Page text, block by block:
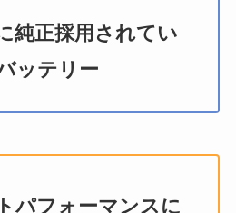
純正採用されてい
ッテリー
パフォーマンスに